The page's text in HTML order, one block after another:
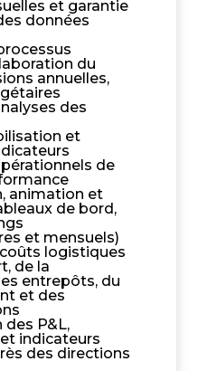
et garantie
données
du
annuelles,
des
et
de
animation et
de bord,
et mensuels)
logistiques
de la
entrepôts, du
et des
P&L,
indicateurs
des directions